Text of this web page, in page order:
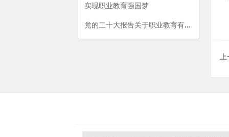
实现职业教育强国梦
党的二十大报告关于职业教育有哪些新提法？多位专家解读